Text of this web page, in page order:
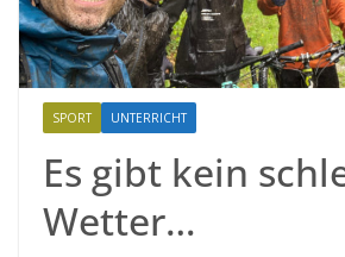
SPORT UNTERRICHT
Es gibt kein
Wetter…